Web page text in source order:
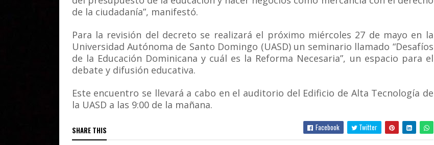
de la ciudadanía”, manifestó.
Para la revisión del decreto se realizará el próximo miércoles 27 de mayo en la
Universidad Autónoma de Santo Domingo (UASD) un seminario llamado “Desafíos
de la Educación Dominicana y cuál es la Reforma Necesaria”, un espacio para el
debate y difusión educativa.
Este encuentro se llevará a cabo en el auditorio del Edificio de Alta Tecnología de
la UASD a las 9:00 de la mañana.
SHARE THIS Facebook Twitter